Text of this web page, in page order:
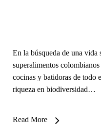
En la búsqueda de una vida
superalimentos
cocinas y batidoras de todo
riqueza en biodiversidad…
Read More